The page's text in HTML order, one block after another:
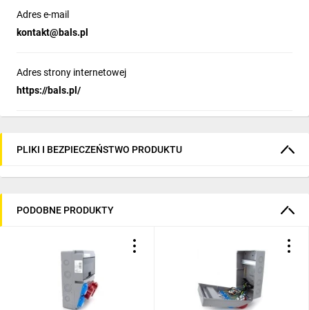
Adres e-mail
kontakt@bals.pl
Adres strony internetowej
https://bals.pl/
PLIKI I BEZPIECZEŃSTWO PRODUKTU
PODOBNE PRODUKTY